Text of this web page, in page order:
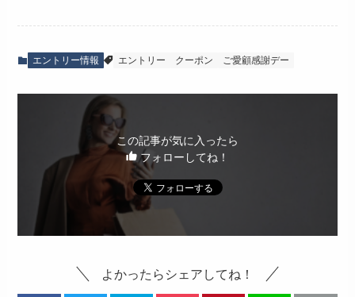
エントリー情報 エントリー クーポン ご愛顧感謝デー
この記事が気に入ったら
フォローしてね！
よかったらシェアしてね！